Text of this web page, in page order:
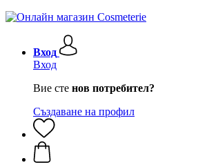
Вход
Вход
Вие сте нов потребител?
Създаване на профил